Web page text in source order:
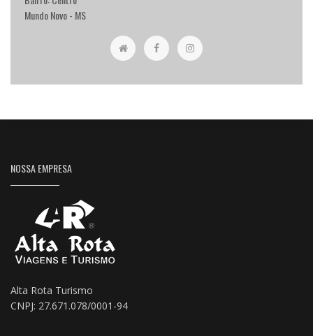
Mundo Novo - MS
NOSSA EMPRESA
Alta Rota Turismo
CNPJ: 27.671.078/0001-94